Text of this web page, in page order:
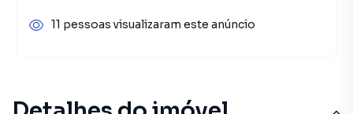
11 pessoas visualizaram este anúncio